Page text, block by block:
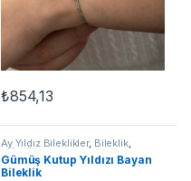
₺854,13
Ay Yıldız Bileklikler, Bileklik,
GÜMÜŞ TAKI Kadın Bileklikleri
Taşlı Bileklikler
Gümüş Kutup Yıldızı Bayan
Bileklik